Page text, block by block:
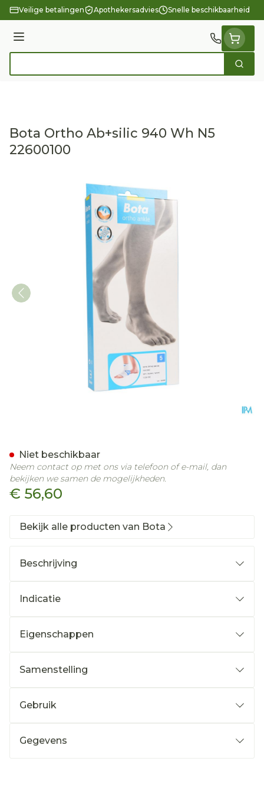
Ga naar de inhoud
Veilige betalingen Apothekersadvies Snelle beschikbaarheid
Menu
Zoek
Bota Ortho Ab+silic 940 Wh N5
22600100
€ 56,60
Niet beschikbaar
Neem contact op met ons via telefoon of e-mail, dan
bekijken we samen de mogelijkheden.
Bekijk alle producten van Bota
Beschrijving
Indicatie
Eigenschappen
Samenstelling
Gebruik
Gegevens